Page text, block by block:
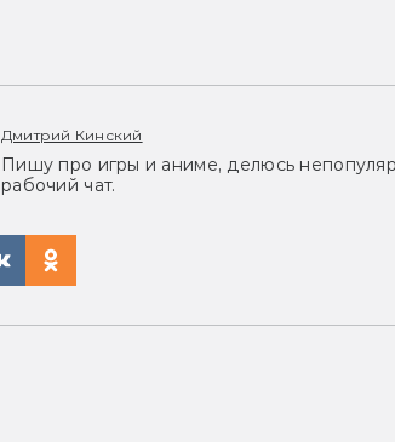
Дмитрий Кинский
Пишу про игры и аниме, делюсь
рабочий чат.